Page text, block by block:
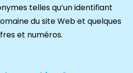
telles qu’un identifiant
du site Web et quelques
et numéros.